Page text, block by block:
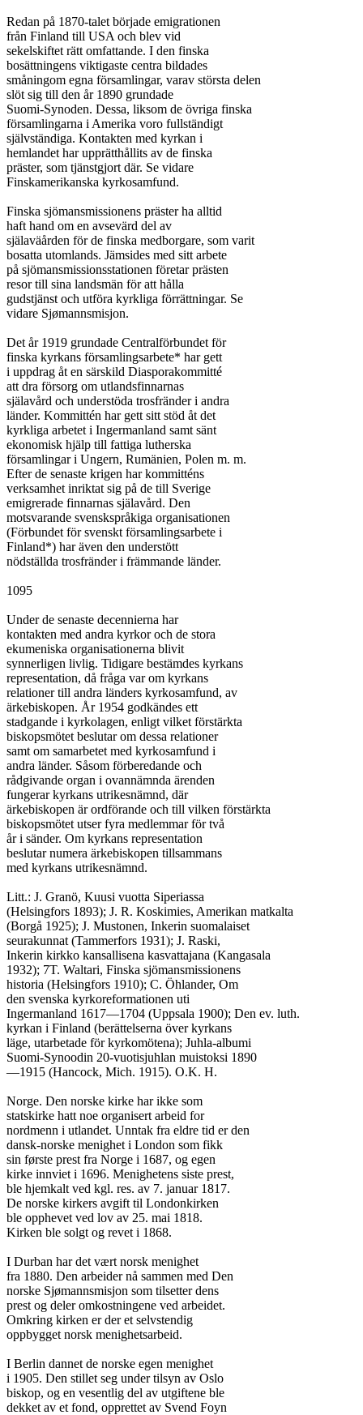
Redan på 1870-talet började emigrationen
från Finland till USA och blev vid
sekelskiftet rätt omfattande. I den finska
bosättningens viktigaste centra bildades
småningom egna församlingar, varav största delen
slöt sig till den år 1890 grundade
Suomi-Synoden. Dessa, liksom de övriga finska
församlingarna i Amerika voro fullständigt
självständiga. Kontakten med kyrkan i
hemlandet har upprätthållits av de finska
präster, som tjänstgjort där. Se vidare
Finskamerikanska kyrkosamfund.
Finska sjömansmissionens präster ha alltid
haft hand om en avsevärd del av
själaväården för de finska medborgare, som varit
bosatta utomlands. Jämsides med sitt arbete
på sjömansmissionsstationen företar prästen
resor till sina landsmän för att hålla
gudstjänst och utföra kyrkliga förrättningar. Se
vidare Sjømannsmisjon.
Det år 1919 grundade Centralförbundet för
finska kyrkans församlingsarbete* har gett
i uppdrag åt en särskild Diasporakommitté
att dra försorg om utlandsfinnarnas
själavård och understöda trosfränder i andra
länder. Kommittén har gett sitt stöd åt det
kyrkliga arbetet i Ingermanland samt sänt
ekonomisk hjälp till fattiga lutherska
församlingar i Ungern, Rumänien, Polen m. m.
Efter de senaste krigen har kommitténs
verksamhet inriktat sig på de till Sverige
emigrerade finnarnas själavård. Den
motsvarande svenskspråkiga organisationen
(Förbundet för svenskt församlingsarbete i
Finland*) har även den understött
nödställda trosfränder i främmande länder.
1095
Under de senaste decennierna har
kontakten med andra kyrkor och de stora
ekumeniska organisationerna blivit
synnerligen livlig. Tidigare bestämdes kyrkans
representation, då fråga var om kyrkans
relationer till andra länders kyrkosamfund, av
ärkebiskopen. År 1954 godkändes ett
stadgande i kyrkolagen, enligt vilket förstärkta
biskopsmötet beslutar om dessa relationer
samt om samarbetet med kyrkosamfund i
andra länder. Såsom förberedande och
rådgivande organ i ovannämnda ärenden
fungerar kyrkans utrikesnämnd, där
ärkebiskopen är ordförande och till vilken förstärkta
biskopsmötet utser fyra medlemmar för två
år i sänder. Om kyrkans representation
beslutar numera ärkebiskopen tillsammans
med kyrkans utrikesnämnd.
Litt.: J. Granö, Kuusi vuotta Siperiassa
(Helsingfors 1893); J. R. Koskimies, Amerikan matkalta
(Borgå 1925); J. Mustonen, Inkerin suomalaiset
seurakunnat (Tammerfors 1931); J. Raski,
Inkerin kirkko kansallisena kasvattajana (Kangasala
1932); 7T. Waltari, Finska sjömansmissionens
historia (Helsingfors 1910); C. Öhlander, Om
den svenska kyrkoreformationen uti
Ingermanland 1617—1704 (Uppsala 1900); Den ev. luth.
kyrkan i Finland (berättelserna över kyrkans
läge, utarbetade för kyrkomötena); Juhla-albumi
Suomi-Synoodin 20-vuotisjuhlan muistoksi 1890
—1915 (Hancock, Mich. 1915). O.K. H.
Norge. Den norske kirke har ikke som
statskirke hatt noe organisert arbeid for
nordmenn i utlandet. Unntak fra eldre tid er den
dansk-norske menighet i London som fikk
sin første prest fra Norge i 1687, og egen
kirke innviet i 1696. Menighetens siste prest,
ble hjemkalt ved kgl. res. av 7. januar 1817.
De norske kirkers avgift til Londonkirken
ble opphevet ved lov av 25. mai 1818.
Kirken ble solgt og revet i 1868.
I Durban har det vært norsk menighet
fra 1880. Den arbeider nå sammen med Den
norske Sjømannsmisjon som tilsetter dens
prest og deler omkostningene ved arbeidet.
Omkring kirken er der et selvstendig
oppbygget norsk menighetsarbeid.
I Berlin dannet de norske egen menighet
i 1905. Den stillet seg under tilsyn av Oslo
biskop, og en vesentlig del av utgiftene ble
dekket av et fond, opprettet av Svend Foyn